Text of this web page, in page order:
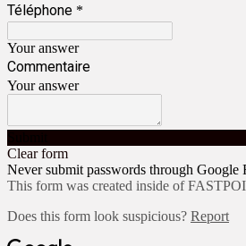
Téléphone *
Your answer
Commentaire
Your answer
Clear form
Never submit passwords through Google
This form was created inside of
Does this form look suspicious? Report